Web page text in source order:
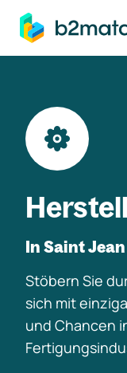
springen
In Saint
Stöbern Sie
sich mit
und Chancen